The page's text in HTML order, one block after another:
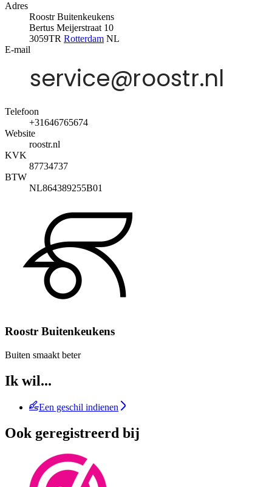
Adres
Roostr Buitenkeukens
Bertus Meijerstraat 10
3059TR Rotterdam NL
E-mail
Telefoon
+31646765674
Website
roostr.nl
KVK
87734737
BTW
NL864389255B01
Roostr Buitenkeukens
Buiten smaakt beter
Ik wil...
Een geschil indienen
Ook geregistreerd bij